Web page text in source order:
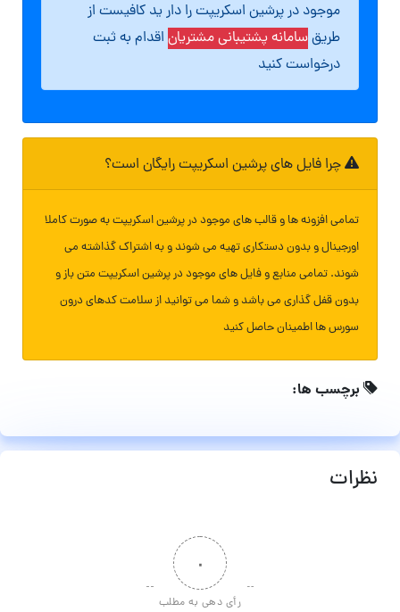
موجود در پرشین اسکریپت را دار ید کافیست از
طریقسامانه پشتیبانی مشتریان اقدام به ثبت
درخواست کنید
چرا فایل های پرشین اسکریپت رایگان است؟
تمامی افزونه ها و قالب های موجود در پرشین اسکریپت به صورت کاملا
اورجینال و بدون دستکاری تهیه می شوند و به اشتراک گذاشته می
شوند. تمامی منابع و فایل های موجود در پرشین اسکریپت متن باز و
بدون قفل گذاری می باشد و شما می توانید از سلامت کدهای درون
سورس ها اطمینان حاصل کنید
برچسب ها:
نظرات
۰
رأی دهی به مطلب